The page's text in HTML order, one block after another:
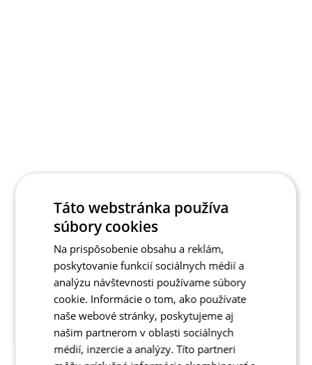
Táto webstránka používa
súbory cookies
Na prispôsobenie obsahu a reklám,
poskytovanie funkcií sociálnych médií a
analýzu návštevnosti používame súbory
cookie. Informácie o tom, ako používate
naše webové stránky, poskytujeme aj
našim partnerom v oblasti sociálnych
médií, inzercie a analýzy. Títo partneri